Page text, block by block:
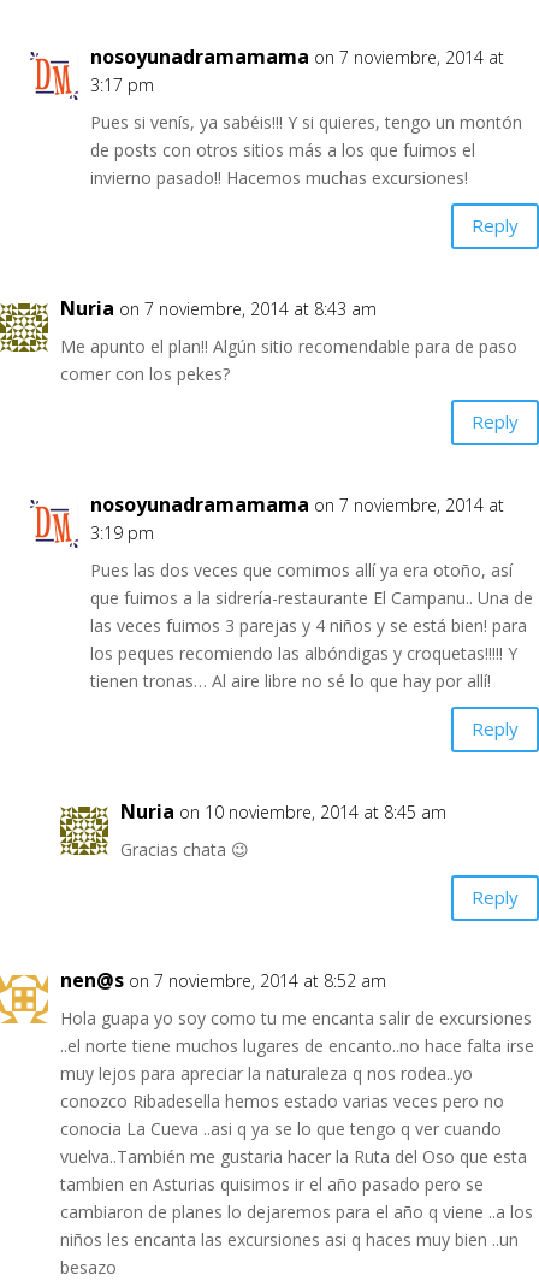
nosoyunadramamama on 7 noviembre, 2014 at
3:17 pm
Pues si venís, ya sabéis!!! Y si quieres, tengo un montón
de posts con otros sitios más a los que fuimos el
invierno pasado!! Hacemos muchas excursiones!
Reply
Nuria on 7 noviembre, 2014 at 8:43 am
Me apunto el plan!! Algún sitio recomendable para de paso
comer con los pekes?
Reply
nosoyunadramamama on 7 noviembre, 2014 at
3:19 pm
Pues las dos veces que comimos allí ya era otoño, así
que fuimos a la sidrería-restaurante El Campanu.. Una de
las veces fuimos 3 parejas y 4 niños y se está bien! para
los peques recomiendo las albóndigas y croquetas!!!!! Y
tienen tronas… Al aire libre no sé lo que hay por allí!
Reply
Nuria on 10 noviembre, 2014 at 8:45 am
Gracias chata 😉
Reply
nen@s on 7 noviembre, 2014 at 8:52 am
Hola guapa yo soy como tu me encanta salir de excursiones
..el norte tiene muchos lugares de encanto..no hace falta irse
muy lejos para apreciar la naturaleza q nos rodea..yo
conozco Ribadesella hemos estado varias veces pero no
conocia La Cueva ..asi q ya se lo que tengo q ver cuando
vuelva..También me gustaria hacer la Ruta del Oso que esta
tambien en Asturias quisimos ir el año pasado pero se
cambiaron de planes lo dejaremos para el año q viene ..a los
niños les encanta las excursiones asi q haces muy bien ..un
besazo